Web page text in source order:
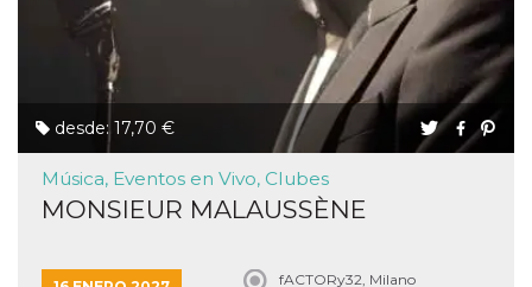
desde: 17,70 €
Música, Eventos en Vivo, Clubes
MONSIEUR MALAUSSÈNE
fACTORy32, Milano